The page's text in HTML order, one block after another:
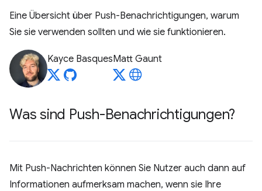
Eine Übersicht über Push-Benachrichtigungen, warum
Sie sie verwenden sollten und wie sie funktionieren.
Kayce BasquesMatt Gaunt
Was sind Push-Benachrichtigungen?
Mit Push-Nachrichten können Sie Nutzer auch dann auf
Informationen aufmerksam machen, wenn sie Ihre